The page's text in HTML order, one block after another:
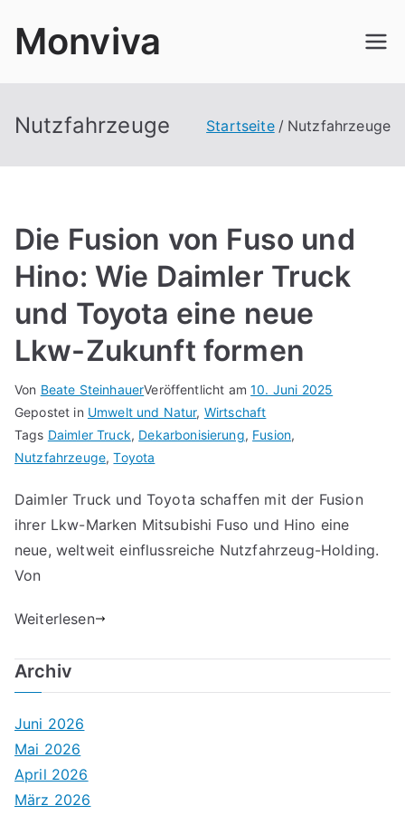
InhaltMonviva
Nutzfahrzeuge Startseite Nutzfahrzeuge
Die Fusion von Fuso und
Hino: Wie Daimler Truck
und Toyota eine neue
Lkw-Zukunft formen
Von Beate SteinhauerVeröffentlicht am10. Juni 2025
Gepostet in Umwelt und Natur, Wirtschaft
Tags Daimler Truck, Dekarbonisierung, Fusion,
Nutzfahrzeuge,Toyota
Daimler Truck und Toyota schaffen mit der Fusion
ihrer Lkw-Marken Mitsubishi Fuso und Hino eine
neue, weltweit einflussreiche Nutzfahrzeug-Holding.
Von
Weiterlesen
Archiv
Juni 2026
Mai 2026
April 2026
März 2026